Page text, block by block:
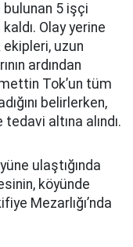
bulunan 5 işçi
Olay yerine
ekipleri, uzun
ardından
Tok’un tüm
belirlerken,
altına alındı.
ulaştığında
köyünde
Mezarlığı’nda